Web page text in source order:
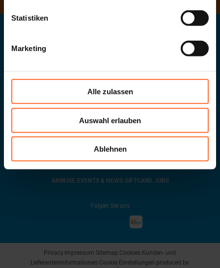
Statistiken
Marketing
Alle zulassen
Auswahl erlauben
Ablehnen
39100Bozen.MwSt-Nr.
info@twenty.it
Zur Newsletter anmelden
ANREISE. EVENTS & NEWS.GIFTCARD.JOBS
Folgen Sie uns
Privacy Impressum Sitemap Cookies Kunden- und
Lieferanteninformationen Cookie Einstellungen produced by